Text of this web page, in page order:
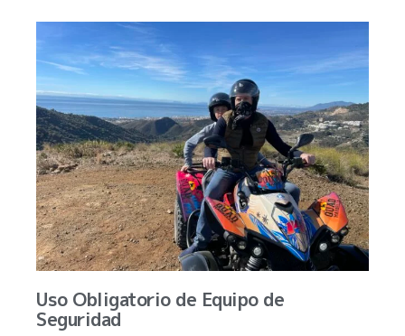
Uso Obligatorio de Equipo de
Seguridad